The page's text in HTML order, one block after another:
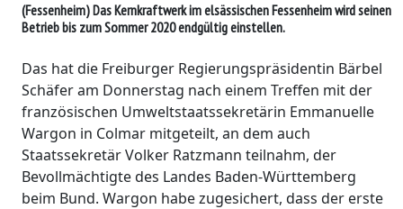
(Fessenheim)Das Kernkraftwerk im elsässischen Fessenheim wird seinen
Betrieb bis zum Sommer 2020 endgültig einstellen.
Das hat die Freiburger Regierungspräsidentin Bärbel
Schäfer am Donnerstag nach einem Treffen mit der
französischen Umweltstaatssekretärin Emmanuelle
Wargon in Colmar mitgeteilt, an dem auch
Staatssekretär Volker Ratzmann teilnahm, der
Bevollmächtigte des Landes Baden-Württemberg
beim Bund. Wargon habe zugesichert, dass der erste